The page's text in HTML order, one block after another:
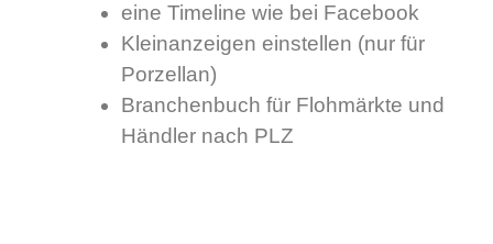
eine Timeline wie bei Facebook
Kleinanzeigen einstellen (nur für
Porzellan)
Branchenbuch für Flohmärkte und
Händler nach PLZ